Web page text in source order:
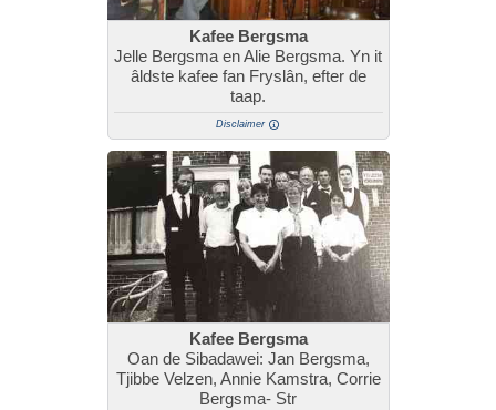
Kafee Bergsma
Jelle Bergsma en Alie Bergsma. Yn it
âldste kafee fan Fryslân, efter de
taap.
Disclaimer
Kafee Bergsma
Oan de Sibadawei: Jan Bergsma,
Tjibbe Velzen, Annie Kamstra, Corrie
Bergsma- Str